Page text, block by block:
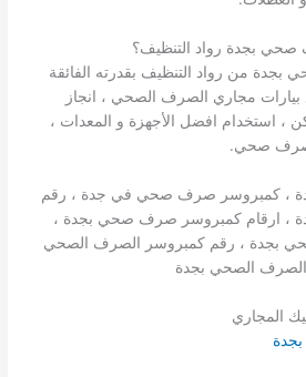
صحي بجدة رواد التنظيف؟
من رواد التنظيف بقدرته الفائقة
مجاري الصرف الصحي ، انجاز
استخدام افضل الأجهزة و المعدات ،
صرف صحي.
، كمبروسر صرف صحي في جدة ، رقم
ارقام كمبروسر صرف صحي بجدة ،
بجدة ، رقم كمبروسر الصرف الصحي
الصرف الصحي بجدة
المجاري